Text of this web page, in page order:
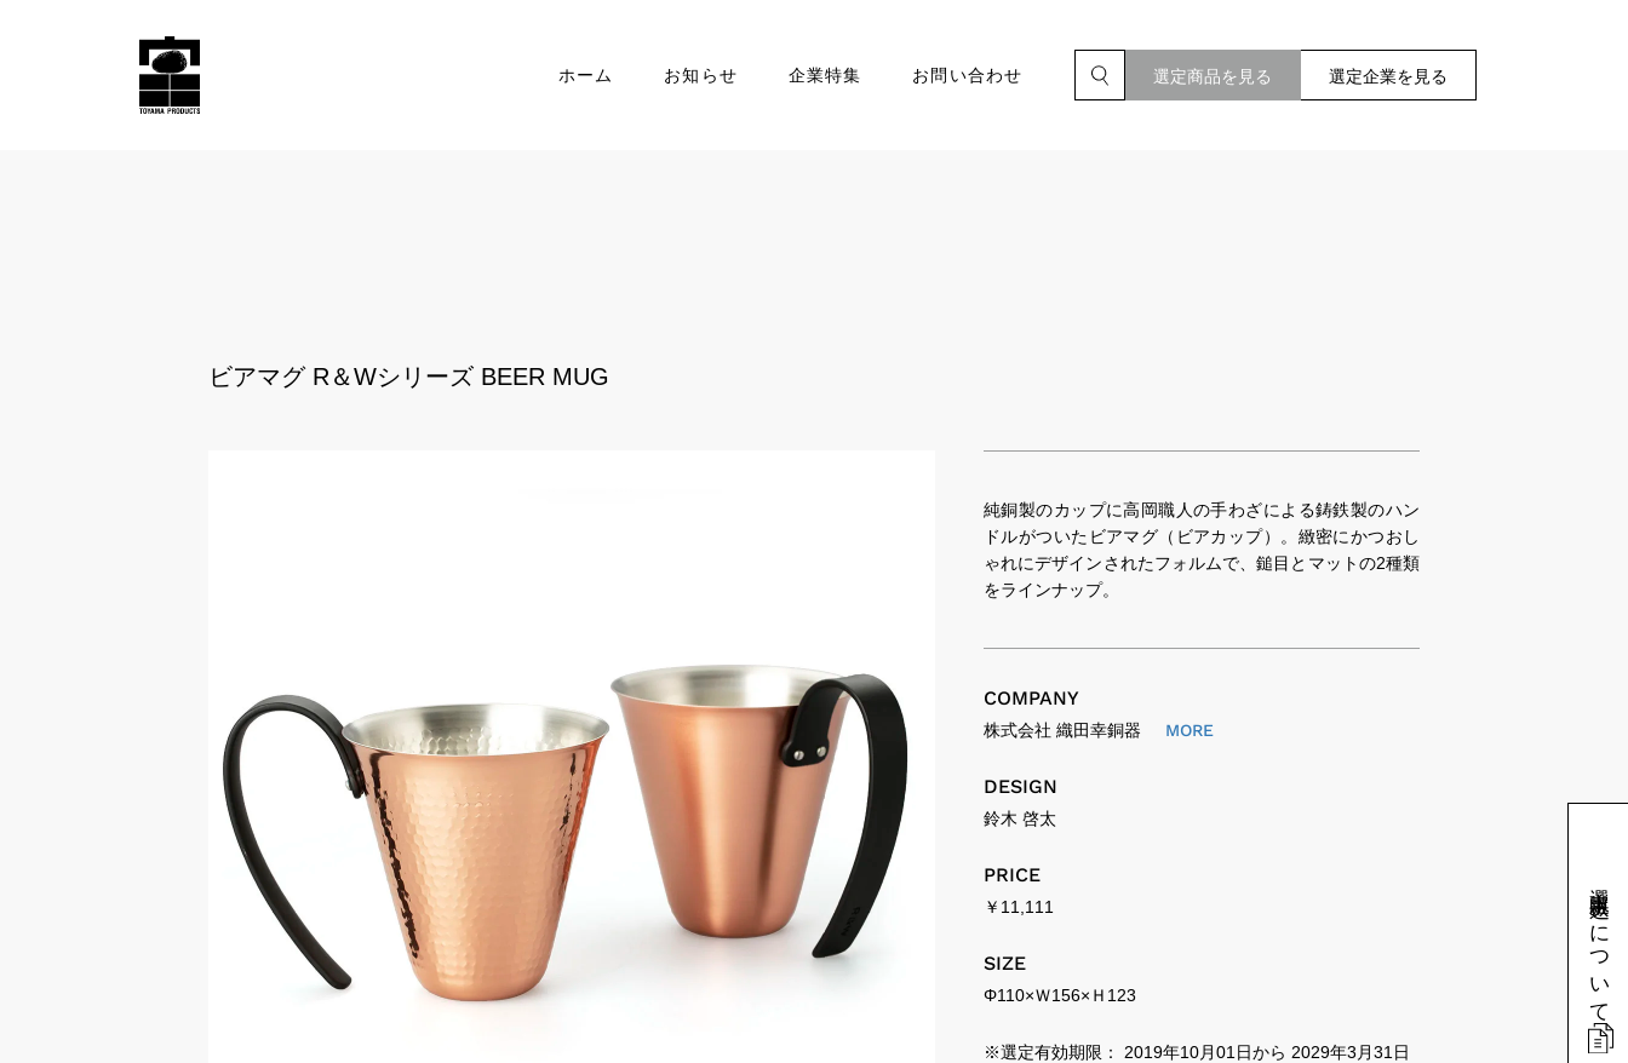
ホーム お知らせ 企業特集 お問い合わせ 選定商品を見る 選定企業を見る
ビアマグ R＆Wシリーズ BEER MUG
純銅製のカップに高岡職人の手わざによる鋳鉄製のハン
ドルがついたビアマグ（ビアカップ）。緻密にかつおし
ゃれにデザインされたフォルムで、鎚目とマットの2種類
をラインナップ。
COMPANY
株式会社 織田幸銅器 MORE
DESIGN
鈴木 啓太
PRICE
￥11,111
SIZE
Φ110×Ｗ156×Ｈ123
※選定有効期限： 2019年10月01日から 2029年3月31日
選定申込みについて